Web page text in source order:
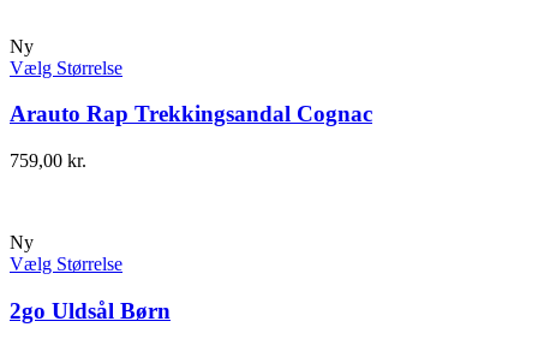
Ny
Vælg Størrelse
Arauto Rap Trekkingsandal Cognac
759,00 kr.
Ny
Vælg Størrelse
2go Uldsål Børn